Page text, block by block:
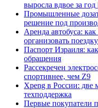
выросла вдвое за
Промышленные
решение под
Аренда автобуса:
организовать
Паспорт Израиля:
обращения
Рассекречен
спортивнее, чем Z9
Xpeng в России: две
техподдержка
Первые покупатели